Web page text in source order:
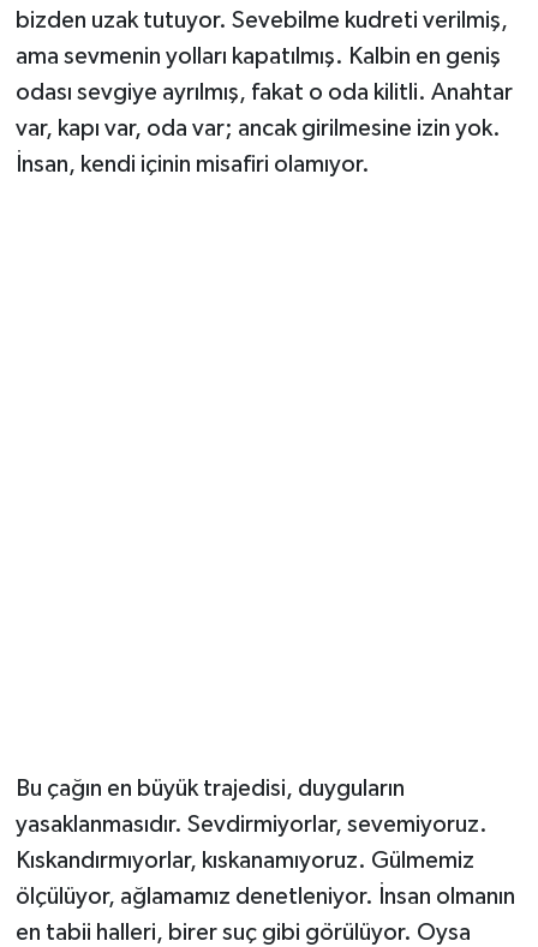
bizden uzak tutuyor. Sevebilme kudreti verilmiş,
ama sevmenin yolları kapatılmış. Kalbin en geniş
odası sevgiye ayrılmış, fakat o oda kilitli. Anahtar
var, kapı var, oda var; ancak girilmesine izin yok.
İnsan, kendi içinin misafiri olamıyor.
Bu çağın en büyük trajedisi, duyguların
yasaklanmasıdır. Sevdirmiyorlar, sevemiyoruz.
Kıskandırmıyorlar, kıskanamıyoruz. Gülmemiz
ölçülüyor, ağlamamız denetleniyor. İnsan olmanın
en tabii halleri, birer suç gibi görülüyor. Oysa